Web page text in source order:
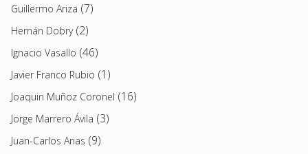
Guillermo Ariza (7)
Hernán Dobry(2)
Ignacio Vasallo (46)
Javier Franco Rubio (1)
Joaquin Muñoz Coronel (16)
Jorge Marrero Ávila (3)
Juan-Carlos Arias (9)